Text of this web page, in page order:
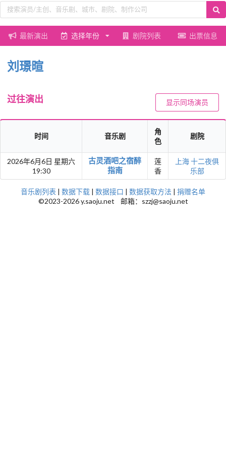
最新演出 选择年份 剧院列表 出票信息
刘璟暄
过往演出 显示同场演员
时间 音乐剧
角
色
剧院
2026年6月6日 星期六
19:30
古灵酒吧之宿醉
指南
莲
香
上海十二夜俱
乐部
音乐剧列表 | 数据下载 | 数据接口 | 数据获取方法 | 捐赠名单
©2023-2026 y.saoju.net 邮箱：szzj@saoju.net